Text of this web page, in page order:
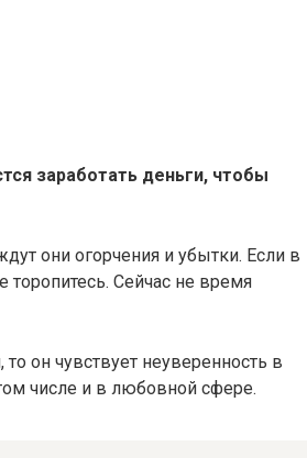
заработать деньги, чтобы
они огорчения и убытки. Если в
Сейчас не время
он чувствует неуверенность в
числе и в любовной сфере.